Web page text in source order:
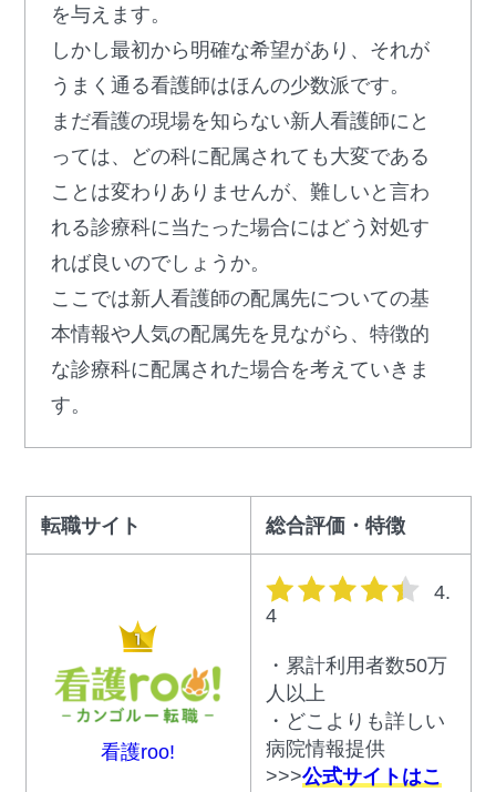
を与えます。
しかし最初から明確な希望があり、それが
うまく通る看護師はほんの少数派です。
まだ看護の現場を知らない新人看護師にと
っては、どの科に配属されても大変である
ことは変わりありませんが、難しいと言わ
れる診療科に当たった場合にはどう対処す
れば良いのでしょうか。
ここでは新人看護師の配属先についての基
本情報や人気の配属先を見ながら、特徴的
な診療科に配属された場合を考えていきま
す。
転職サイト 総合評価・特徴
看護roo!
星の数
4.
4
・累計利用者数50万
人以上
・どこよりも詳しい
病院情報提供
>>>公式サイトはこ